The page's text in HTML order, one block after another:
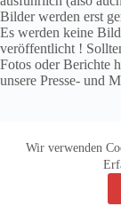
Wir verwenden
Bilder werden erst
Es werden keine
veröffentlicht !
Fotos oder Berichte
unsere Presse- und